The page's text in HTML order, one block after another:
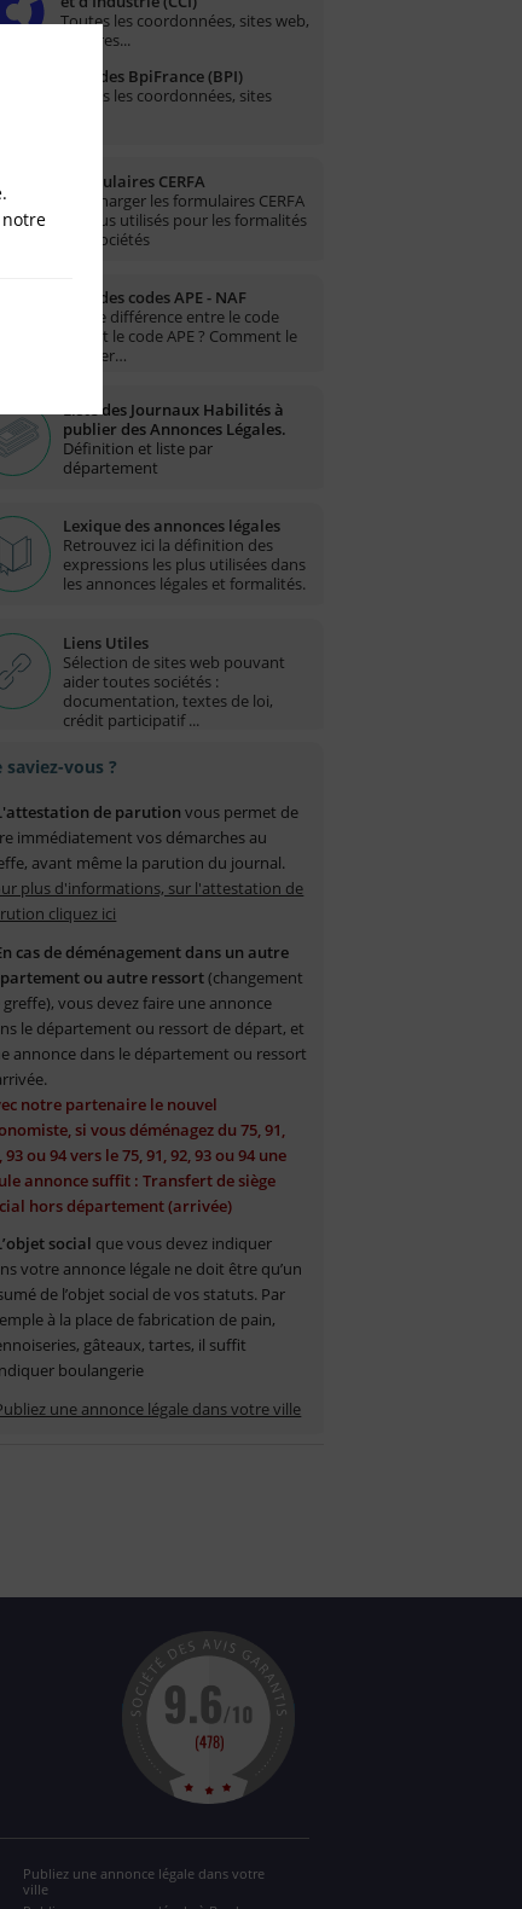
Toutes les coordonnées, sites web,
horaires...
Liste des BpiFrance (BPI)
Toutes les coordonnées, sites
Formulaires CERFA
Télécharger les formulaires CERFA
les plus utilisés pour les formalités
des sociétés
Liste des codes APE - NAF
Quelle différence entre le code
NAF et le code APE ? Comment le
trouver…
Liste des Journaux Habilités à
publier des Annonces Légales.
Définition et liste par
département
Lexique des annonces légales
Retrouvez ici la définition des
expressions les plus utilisées dans
les annonces légales et formalités.
Liens Utiles
Sélection de sites web pouvant
aider toutes sociétés :
documentation, textes de loi,
crédit participatif ...
saviez-vous ?
de parution vous permet de
immédiatement vos démarches au
avant même la parution du journal.
plus d'informations, sur l'attestation de
cliquez ici
cas de déménagement dans un autre
ou autre ressort(changement
greffe), vous devez faire une annonce
le département ou ressort de départ, et
annonce dans le département ou ressort
notre partenaire le nouvel
si vous déménagez du 75, 91,
93 ou 94 vers le 75, 91, 92, 93 ou 94 une
annonce suffit : Transfert de siège
hors département (arrivée)
social que vous devez indiquer
votre annonce légale ne doit être qu’un
de l’objet social de vos statuts. Par
à la place de fabrication de pain,
gâteaux, tartes, il suffit
boulangerie
une annonce légale dans votre ville
Publiez une annonce légale dans votre
ville